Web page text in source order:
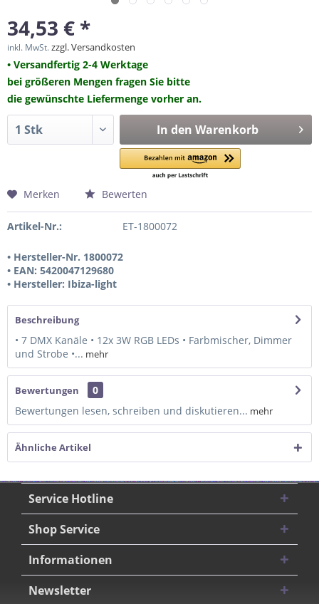
34,53 € *
inkl. MwSt.zzgl. Versandkosten
• Versandfertig 2-4 Werktage
bei größeren Mengen fragen Sie bitte
die gewünschte Liefermenge vorher an.
In den Warenkorb
Merken Bewerten
Artikel-Nr.: ET-1800072
• Hersteller-Nr. 1800072
• EAN: 5420047129680
• Hersteller: Ibiza-light
Beschreibung
• 7 DMX Kanäle • 12x 3W RGB LEDs • Farbmischer, Dimmer
und Strobe •... mehr
Bewertungen
0
Bewertungen lesen, schreiben und diskutieren... mehr
Ähnliche Artikel
Service Hotline
Shop Service
Informationen
Newsletter